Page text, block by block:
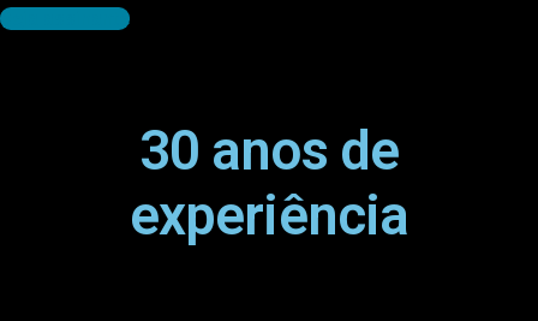
Seja assinante
30 anos de
experiência